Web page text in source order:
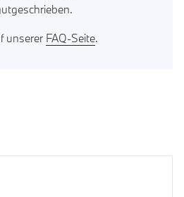
unserer FAQ-Seite.